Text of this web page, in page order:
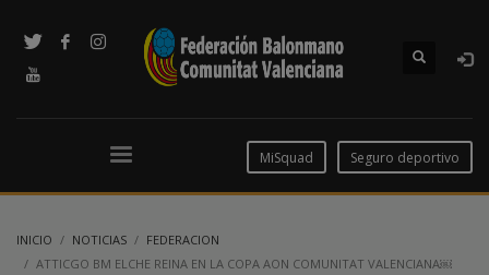
MiSquad Seguro deportivo
INICIO NOTICIAS
FEDERACION
ATTICGO BM ELCHE REINA EN LA COPA AON COMUNITAT VALENCIANA￼